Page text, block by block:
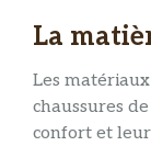
La
Les
chaussures
confort et